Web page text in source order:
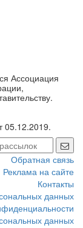
Ассоциация
Обратная связь
Реклама на сайте
Контакты
данных
данных
Настройки cookie